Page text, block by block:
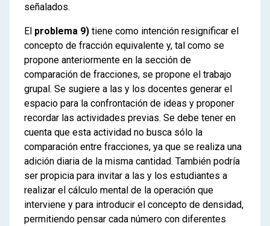
señalados.
El problema 9) tiene como intención resignificar el
concepto de fracción equivalente y, tal como se
propone anteriormente en la sección de
comparación de fracciones, se propone el trabajo
grupal. Se sugiere a las y los docentes generar el
espacio para la confrontación de ideas y proponer
recordar las actividades previas. Se debe tener en
cuenta que esta actividad no busca sólo la
comparación entre fracciones, ya que se realiza una
adición diaria de la misma cantidad. También podría
ser propicia para invitar a las y los estudiantes a
realizar el cálculo mental de la operación que
interviene y para introducir el concepto de densidad,
permitiendo pensar cada número con diferentes